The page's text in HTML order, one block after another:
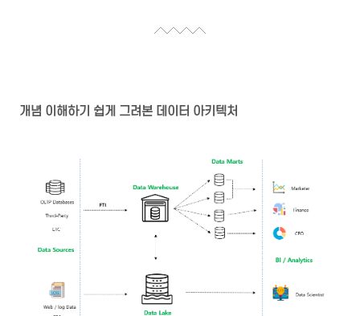
개념 이해하기 쉽게 그려본 데이터 아키텍처